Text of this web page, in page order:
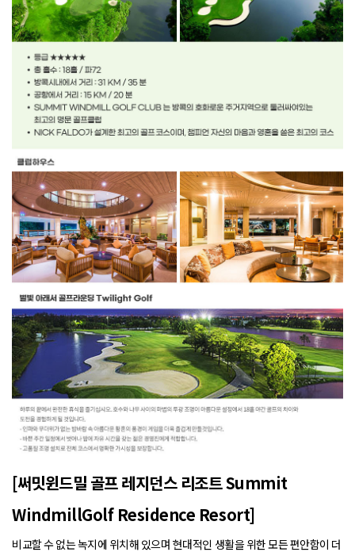
[써밋윈드밀 골프 레지던스 리조트 Summit
WindmillGolf Residence Resort]
비교할 수 없는 녹지에 위치해 있으며 현대적인 생활을 위한 모든 편안함이 더